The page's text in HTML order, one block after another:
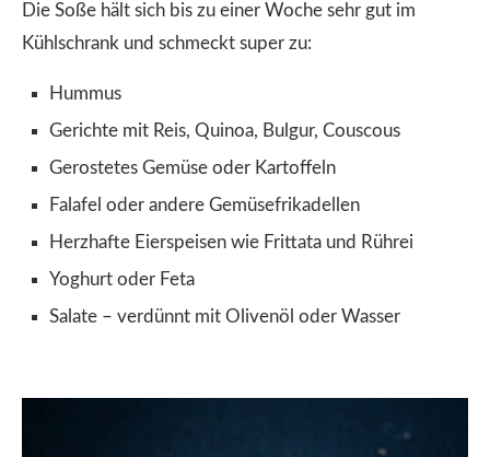
Die Soße hält sich bis zu einer Woche sehr gut im
Kühlschrank und schmeckt super zu:
Hummus
Gerichte mit Reis, Quinoa, Bulgur, Couscous
Gerostetes Gemüse oder Kartoffeln
Falafel oder andere Gemüsefrikadellen
Herzhafte Eierspeisen wie Frittata und Rührei
Yoghurt oder Feta
Salate – verdünnt mit Olivenöl oder Wasser